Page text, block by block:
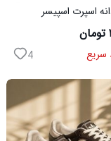
اسپرت اسپیسر
سریع 4